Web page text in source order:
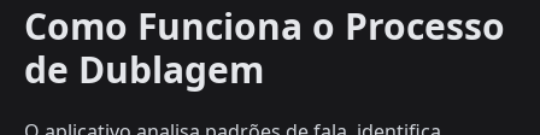
Como Funciona o Processo
de Dublagem